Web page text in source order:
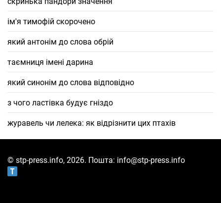
ім'я тимофій скорочено
який антонім до слова обрій
таємниця імені дарина
який синонім до слова відповідно
з чого ластівка будує гніздо
журавель чи лелека: як відрізнити цих птахів
© stp-press.info, 2026. Пошта: info@stp-press.info